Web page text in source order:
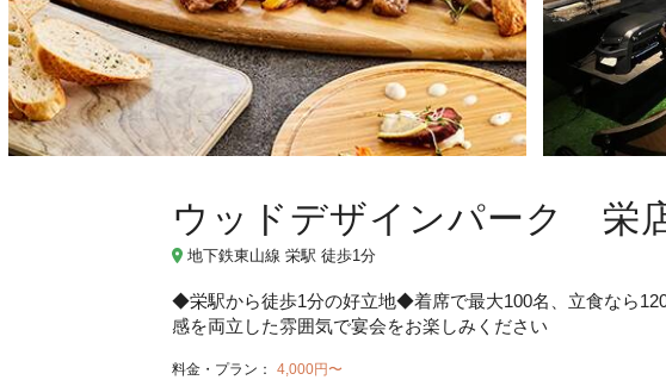
ウッドデザインパーク 栄
地下鉄東山線 栄駅 徒歩1分
◆栄駅から徒歩1分の好立地◆着席で最大100名、立食なら
感を両立した雰囲気で宴会をお楽しみください
料金・プラン：
4,000円〜